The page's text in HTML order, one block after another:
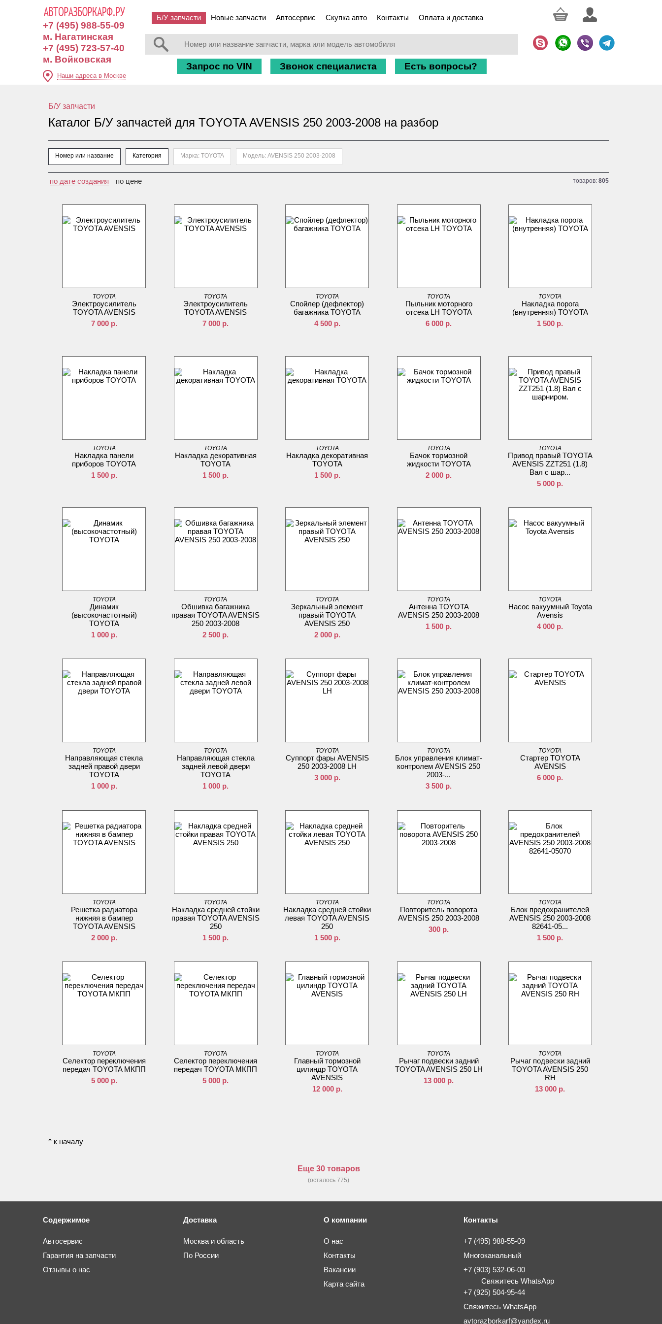
+7 (495) 988-55-09
м. Нагатинская
+7 (495) 723-57-40
м. Войковская
Наши адреса в Москве
Б/У запчасти Новые запчасти Автосервис Скупка авто Контакты Оплата и доставка
Запрос по VIN Звонок специалиста Есть вопросы?
Б/У запчасти
Каталог Б/У запчастей для TOYOTA AVENSIS 250 2003-2008 на разбор
Номер или название Категория Марка: TOYOTA Модель: AVENSIS 250 2003-2008
товаров: 805
по дате создания по цене
TOYOTA
Электроусилитель
TOYOTA AVENSIS
7 000р.
TOYOTA
Электроусилитель
TOYOTA AVENSIS
7 000 р.
TOYOTA
Спойлер (дефлектор)
багажника TOYOTA
4 500р.
TOYOTA
Пыльник моторного
отсека LH TOYOTA
6 000 р.
TOYOTA
Накладка порога
(внутренняя) TOYOTA
1 500 р.
TOYOTA
Накладка панели
приборов TOYOTA
1 500р.
TOYOTA
Накладка декоративная
TOYOTA
1 500 р.
TOYOTA
Накладка декоративная
TOYOTA
1 500р.
TOYOTA
Бачок тормозной
жидкости TOYOTA
2 000 р.
TOYOTA
Привод правый TOYOTA
AVENSIS ZZT251 (1.8)
Вал с шар...
5 000 р.
TOYOTA
Динамик
(высокочастотный)
TOYOTA
1 000р.
TOYOTA
Обшивка багажника
правая TOYOTA AVENSIS
250 2003-2008
2 500 р.
TOYOTA
Зеркальный элемент
правый TOYOTA
AVENSIS 250
2 000р.
TOYOTA
Антенна TOYOTA
AVENSIS 250 2003-2008
1 500 р.
TOYOTA
Насос вакуумный Toyota
Avensis
4 000 р.
TOYOTA
Направляющая стекла
задней правой двери
TOYOTA
1 000р.
TOYOTA
Направляющая стекла
задней левой двери
TOYOTA
1 000 р.
TOYOTA
Суппорт фары AVENSIS
250 2003-2008 LH
3 000р.
TOYOTA
Блок управления климат-
контролем AVENSIS 250
2003-...
3 500 р.
TOYOTA
Стартер TOYOTA
AVENSIS
6 000 р.
TOYOTA
Решетка радиатора
нижняя в бампер
TOYOTA AVENSIS
2 000р.
TOYOTA
Накладка средней стойки
правая TOYOTA AVENSIS
250
1 500 р.
TOYOTA
Накладка средней стойки
левая TOYOTA AVENSIS
250
1 500р.
TOYOTA
Повторитель поворота
AVENSIS 250 2003-2008
300 р.
TOYOTA
Блок предохранителей
AVENSIS 250 2003-2008
82641-05...
1 500 р.
TOYOTA
Селектор переключения
передач TOYOTA МКПП
5 000р.
TOYOTA
Селектор переключения
передач TOYOTA МКПП
5 000 р.
TOYOTA
Главный тормозной
цилиндр TOYOTA
AVENSIS
12 000р.
TOYOTA
Рычаг подвески задний
TOYOTA AVENSIS 250 LH
13 000 р.
TOYOTA
Рычаг подвески задний
TOYOTA AVENSIS 250
RH
13 000 р.
^ к началу
Еще 30 товаров
(осталось 775)
Содержимое
Автосервис
Гарантия на запчасти
Отзывы о нас
Доставка
Москва и область
По России
О компании
О нас
Контакты
Вакансии
Карта сайта
Контакты
+7 (495) 988-55-09
Многоканальный
+7 (903) 532-06-00
Свяжитесь WhatsApp
+7 (925) 504-95-44
Свяжитесь WhatsApp
avtorazborkarf@yandex.ru